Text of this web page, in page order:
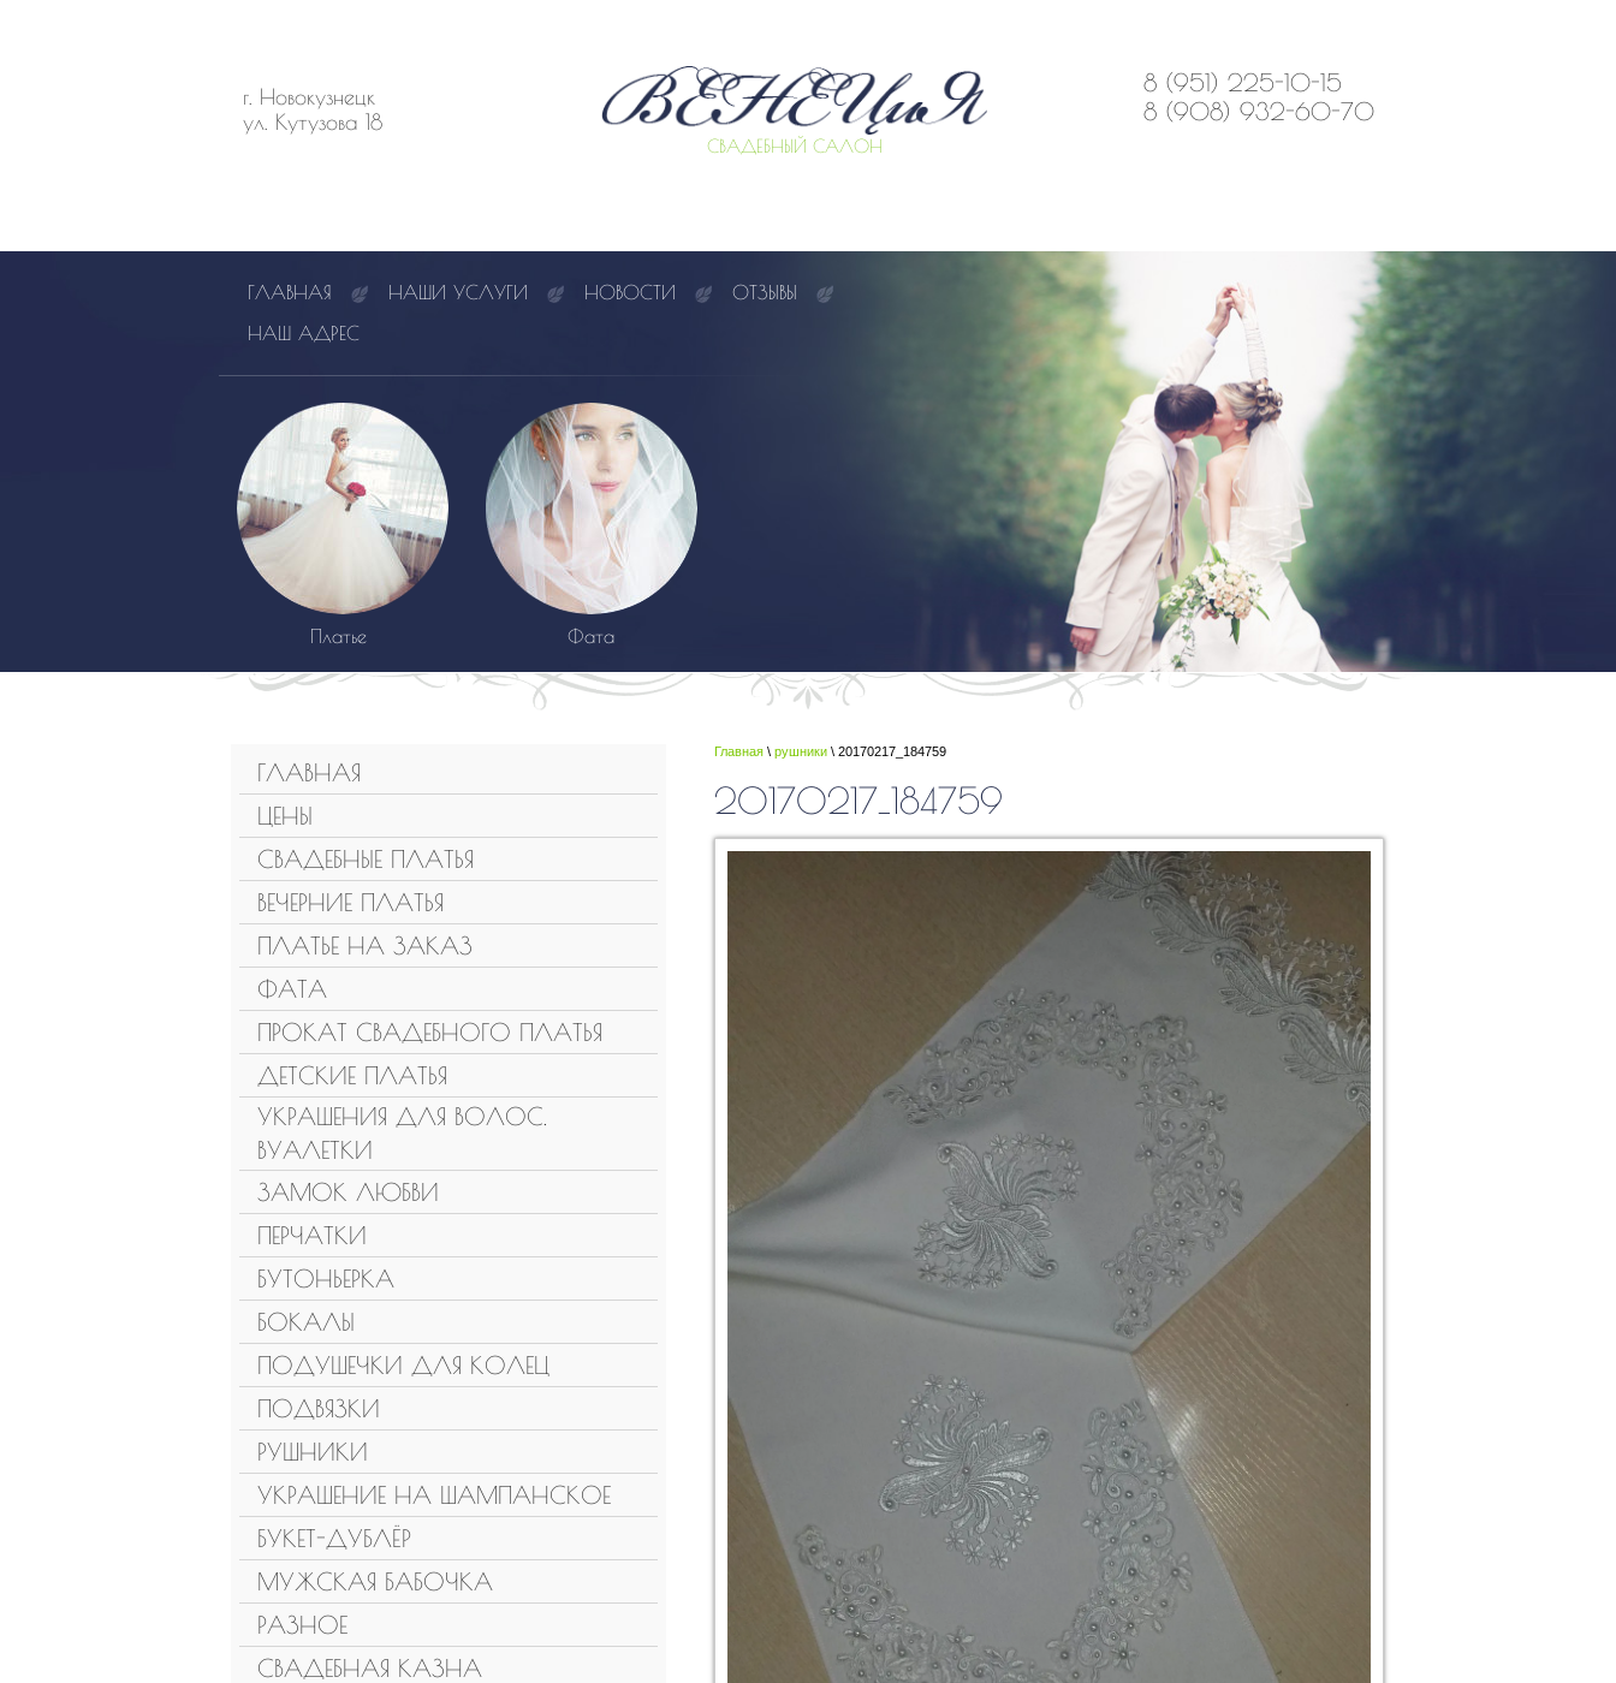
г. Новокузнецк
ул. Кутузова 18
СВАДЕБНЫЙ САЛОН
8 (951) 225-10-15
8 (908) 932-60-70
ГЛАВНАЯ НАШИ УСЛУГИ НОВОСТИ
ОТЗЫВЫ
НАШ АДРЕС
Платье Фата
ГЛАВНАЯ
ЦЕНЫ
СВАДЕБНЫЕ ПЛАТЬЯ
ВЕЧЕРНИЕ ПЛАТЬЯ
ПЛАТЬЕ НА ЗАКАЗ
ФАТА
ПРОКАТ СВАДЕБНОГО ПЛАТЬЯ
ДЕТСКИЕ ПЛАТЬЯ
УКРАШЕНИЯ ДЛЯ ВОЛОС.
ВУАЛЕТКИ
ЗАМОК ЛЮБВИ
ПЕРЧАТКИ
БУТОНЬЕРКА
БОКАЛЫ
ПОДУШЕЧКИ ДЛЯ КОЛЕЦ
ПОДВЯЗКИ
РУШНИКИ
УКРАШЕНИЕ НА ШАМПАНСКОЕ
БУКЕТ-ДУБЛЁР
МУЖСКАЯ БАБОЧКА
РАЗНОЕ
СВАДЕБНАЯ КАЗНА
Главная \ рушники \ 20170217_184759
20170217_184759